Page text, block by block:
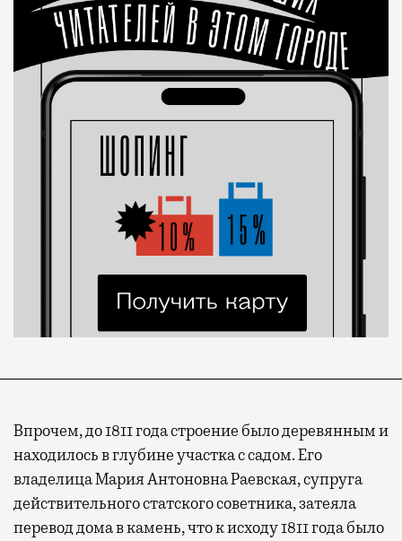
Впрочем, до 1811 года строение было деревянным и
находилось в глубине участка с садом. Его
владелица Мария Антоновна Раевская, супруга
действительного статского советника, затеяла
перевод дома в камень, что к исходу 1811 года было